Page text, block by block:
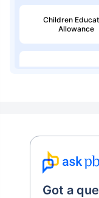
Children
Allowance
Got a